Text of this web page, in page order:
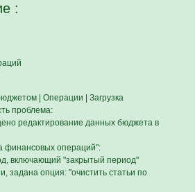
:
| Операции | Загрузка
проблема:
редактирование данных бюджета в
финансовых операций":
включающий "закрытый период"
задана опция: "очистить статьи по